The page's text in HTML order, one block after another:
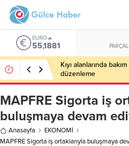
EURO
55,1881
Kıyı alanlarında
düzenleme
MAPFRE Sigorta iş
buluşmaya devam
Anasayfa
EKONOMİ
MAPFRE Sigorta iş ortaklarıyla buluşmaya